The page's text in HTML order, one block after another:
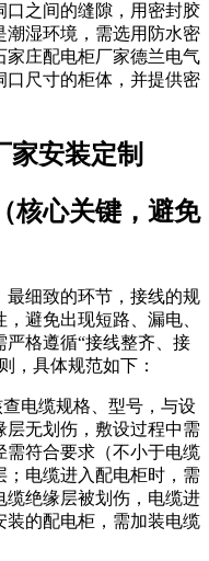
口之间的缝隙，用密封胶
潮湿环境，需选用防水密
家庄配电柜厂家德兰电气
口尺寸的柜体，并提供密
核心关键，避免
最细致的环节，接线的规
避免出现短路、漏电、
格遵循“接线整齐、接
，具体规范如下：
电缆规格、型号，与设
层无划伤，敷设过程中需
需符合要求（不小于电缆
；电缆进入配电柜时，需
缆绝缘层被划伤，电缆进
装的配电柜，需加装电缆